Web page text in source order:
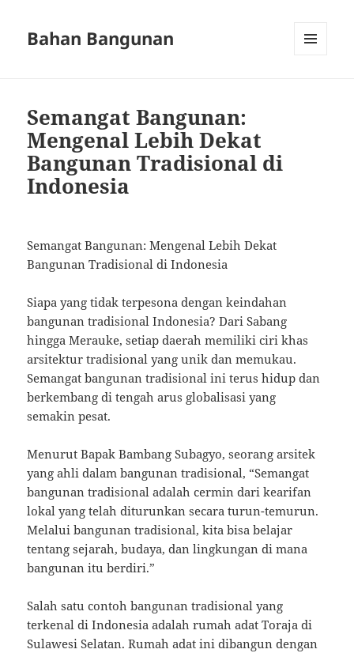
Bahan Bangunan
Semangat Bangunan:
Mengenal Lebih Dekat
Bangunan Tradisional di
Indonesia
Semangat Bangunan: Mengenal Lebih Dekat
Bangunan Tradisional di Indonesia
Siapa yang tidak terpesona dengan keindahan
bangunan tradisional Indonesia? Dari Sabang
hingga Merauke, setiap daerah memiliki ciri khas
arsitektur tradisional yang unik dan memukau.
Semangat bangunan tradisional ini terus hidup dan
berkembang di tengah arus globalisasi yang
semakin pesat.
Menurut Bapak Bambang Subagyo, seorang arsitek
yang ahli dalam bangunan tradisional, “Semangat
bangunan tradisional adalah cermin dari kearifan
lokal yang telah diturunkan secara turun-temurun.
Melalui bangunan tradisional, kita bisa belajar
tentang sejarah, budaya, dan lingkungan di mana
bangunan itu berdiri.”
Salah satu contoh bangunan tradisional yang
terkenal di Indonesia adalah rumah adat Toraja di
Sulawesi Selatan. Rumah adat ini dibangun dengan